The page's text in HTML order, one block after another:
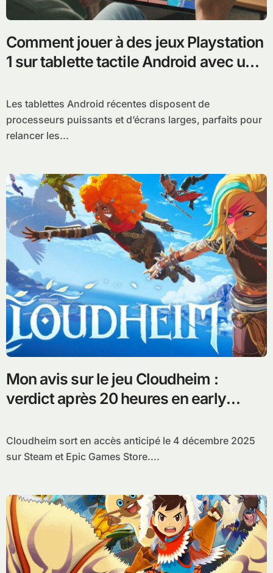
Comment jouer à des jeux Playstation
1 sur tablette tactile Android avec un
Les tablettes Android récentes disposent de
processeurs puissants et d’écrans larges, parfaits pour
relancer les...
Mon avis sur le jeu Cloudheim :
verdict après 20 heures en early
Cloudheim sort en accès anticipé le 4 décembre 2025
sur Steam et Epic Games Store....